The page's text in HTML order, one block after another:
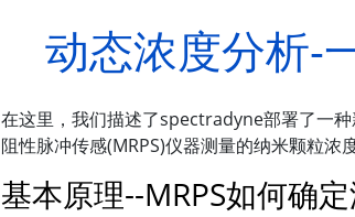
动态浓度分析-
在这里，我们描述了spectradyne部署了一
阻性脉冲传感(MRPS)仪器测量的纳米颗粒浓度
基本原理--MRPS如何确定